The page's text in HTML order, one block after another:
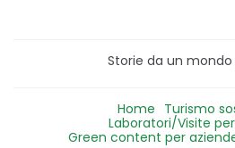
Storie da un
Home Turismo
Laboratori/Visite
Green content per